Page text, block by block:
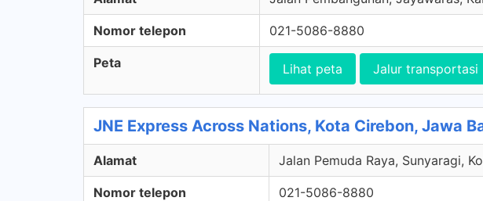
Nomor telepon 021-5086-8880
Peta Lihat peta Jalur transportasi
JNE Express Across Nations, Kota Cirebon, Jawa
Alamat Jalan Pemuda Raya, Sunyaragi,
Nomor telepon 021-5086-8880